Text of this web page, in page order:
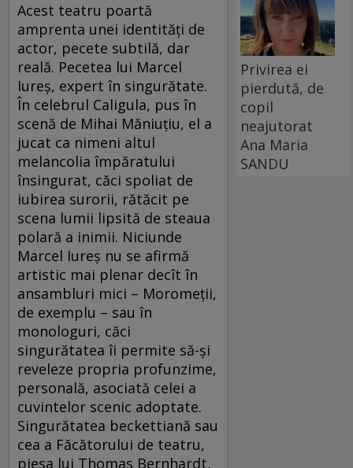
Acest teatru poartă
amprenta unei identităţi de
actor, pecete subtilă, dar
reală. Pecetea lui Marcel
Iureş, expert în singurătate.
În celebrul Caligula, pus în
scenă de Mihai Măniuţiu, el a
jucat ca nimeni altul
melancolia împăratului
însingurat, căci spoliat de
iubirea surorii, rătăcit pe
scena lumii lipsită de steaua
polară a inimii. Niciunde
Marcel Iureş nu se afirmă
artistic mai plenar decît în
ansambluri mici – Moromeții,
de exemplu – sau în
monologuri, căci
singurătatea îi permite să-şi
reveleze propria profunzime,
personală, asociată celei a
cuvintelor scenic adoptate.
Singurătatea beckettiană sau
cea a Făcătorului de teatru,
piesa lui Thomas Bernhardt,
Privirea ei
pierdută, de
copil
neajutorat
Ana Maria
SANDU